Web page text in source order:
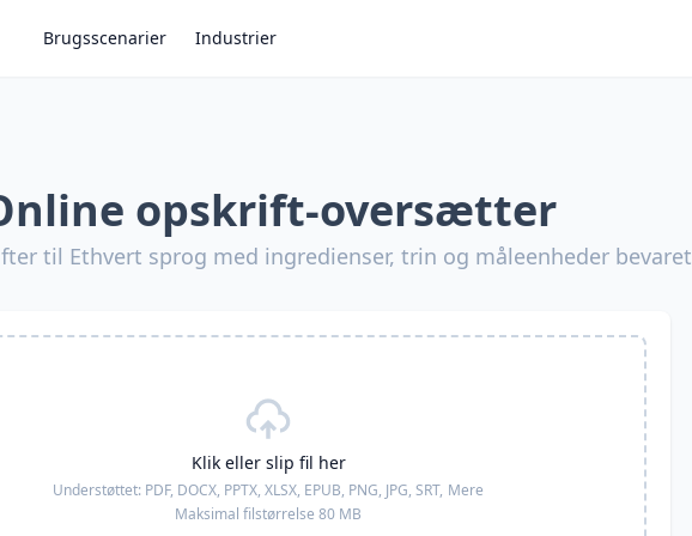
Brugsscenarier Industrier
opskrift-oversætter
til Ethvert sprog med ingredienser, trin og måleenheder bevaret
Klik eller slip fil her
Understøttet: PDF, DOCX, PPTX, XLSX, EPUB, PNG, JPG, SRT, Mere
Maksimal filstørrelse 80 MB